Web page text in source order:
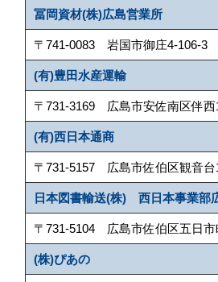
冨岡資材(株)広島営業所
〒741-0083 岩国市御庄4-106-
(有)豊田水産運輸
〒731-3169 広島市安佐南区伴
(有)西日本通商
〒731-5157 広島市佐伯区観音
日本図書輸送(株) 西日本事業部
〒731-5104 広島市佐伯区五日
(株)ぴあの